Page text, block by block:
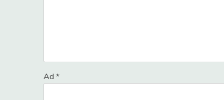
Ad *